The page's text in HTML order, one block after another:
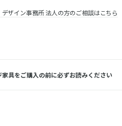
デザイン事務所 法人の方のご相談はこちら
具をご購入の前に必ずお読みください